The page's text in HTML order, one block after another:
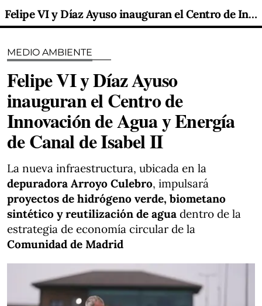
Felipe VI y Díaz Ayuso inauguran el Centro de Innovación de Agua y Energía de Canal de Isabel II
MEDIO AMBIENTE
Felipe VI y Díaz Ayuso
inauguran el Centro de
Innovación de Agua y Energía
de Canal de Isabel II
La nueva infraestructura, ubicada en la
depuradora Arroyo Culebro, impulsará
proyectos de hidrógeno verde, biometano
sintético y reutilización de agua dentro de la
estrategia de economía circular de la
Comunidad de Madrid